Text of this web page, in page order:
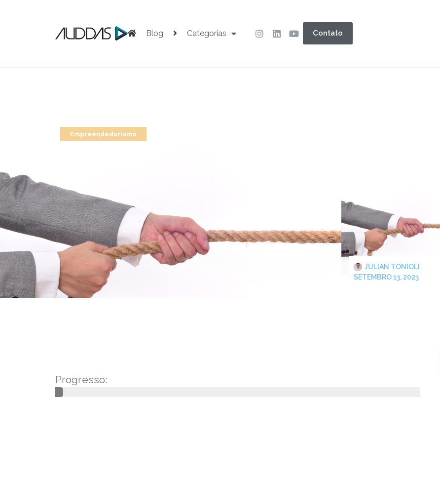
Blog Categorias Contato
Empreendedorismo
JULIAN TONIOLI
SETEMBRO 13, 2023
Progresso: